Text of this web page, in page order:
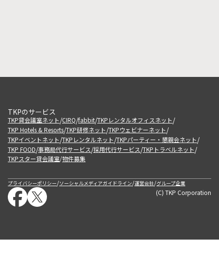
TKPのサービス
TKP貸会議室ネット/CIRQ/fabbit/TKPレンタルオフィスネット/
TKP Hotels & Resorts/TKP研修ネット/TKPウェビナーネット/
TKPイベントネット/TKPレンタルネット/TKPパーティー・懇親会ネット/
TKP FOOD/事務局代行サービス/採用代行サービス/TKPトラベルネット/
TKPスター貸会議室/物件募集
プライバシーポリシー/ソーシャルメディアガイドライン/運営会社/グループ企業
(C) TKP Corporation